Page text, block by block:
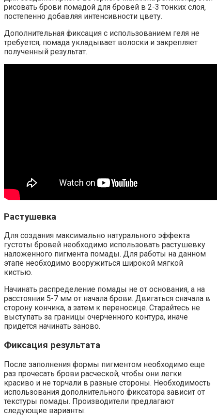
рисовать брови помадой для бровей в 2-3 тонких слоя,
постепенно добавляя интенсивности цвету.
Дополнительная фиксация с использованием геля не
требуется, помада укладывает волоски и закрепляет
полученный результат.
Растушевка
Для создания максимально натурального эффекта
густоты бровей необходимо использовать растушевку
наложенного пигмента помады. Для работы на данном
этапе необходимо вооружиться широкой мягкой
кистью.
Начинать распределение помады не от основания, а на
расстоянии 5-7 мм от начала брови. Двигаться сначала в
сторону кончика, а затем к переносице. Старайтесь не
выступать за границы очерченного контура, иначе
придется начинать заново.
Фиксация результата
После заполнения формы пигментом необходимо еще
раз прочесать брови расческой, чтобы они легки
красиво и не торчали в разные стороны. Необходимость
использования дополнительного фиксатора зависит от
текстуры помады. Производители предлагают
следующие варианты: